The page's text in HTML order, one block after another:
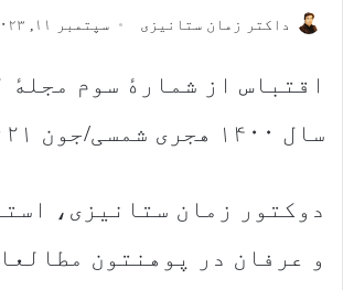
داکتر زمان ستانیزی سپتمبر ۱۱, ۲۰۲۳
اقتباس از شمارهٔ سوم مجلهٔ
سال ۱۴۰۰ هجری شمسی/جون ۲۰۲۱م
دوکتور زمان ستانیزی،
و عرفان در پوهنتون